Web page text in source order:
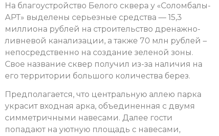
На благоустройство Белого сквера у «Соломбалы-
АРТ» выделены серьезные средства — 15,3
миллиона рублей на строительство дренажно-
ливневой канализации, а также 70 млн рублей –
непосредственно на создание зеленой зоны.
Свое название сквер получил из-за наличия на
его территории большого количества берез.
Предполагается, что центральную аллею парка
украсит входная арка, объединенная с двумя
симметричными навесами. Далее гости
попадают на уютную площадь с навесами,